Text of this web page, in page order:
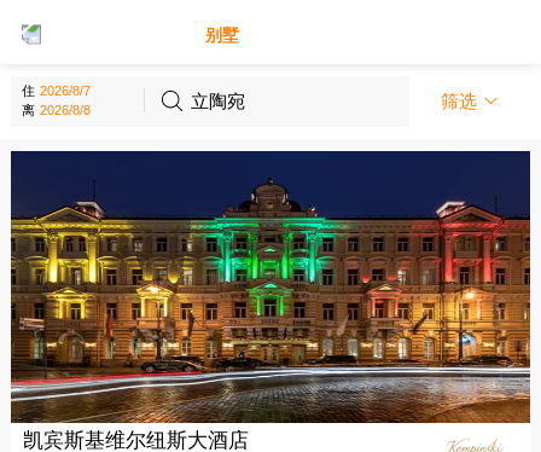
别墅
住
离
立陶宛 筛选
凯宾斯基维尔纽斯大酒店